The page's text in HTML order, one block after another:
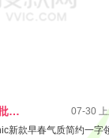
登录查看批发价
07-30
新款早春气质简约一字